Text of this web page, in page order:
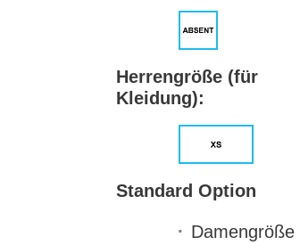
Herrengröße (für
Kleidung):
Standard Option
Damengröße